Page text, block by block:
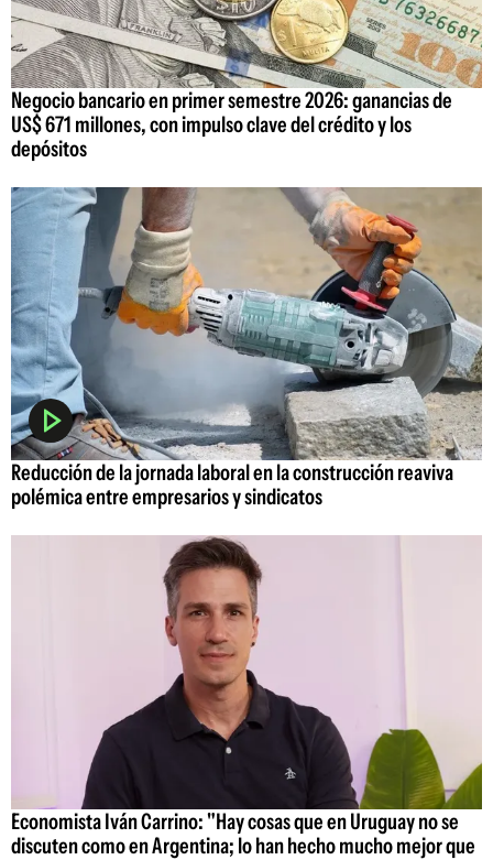
Negocio bancario en primer semestre 2026: ganancias de
US$ 671 millones, con impulso clave del crédito y los
depósitos
Reducción de la jornada laboral en la construcción reaviva
polémica entre empresarios y sindicatos
Economista Iván Carrino: "Hay cosas que en Uruguay no se
discuten como en Argentina; lo han hecho mucho mejor que